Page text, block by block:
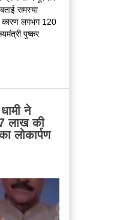
समस्या
कारण लगभग 120
पुष्कर
ने
लाख की
लोकार्पण